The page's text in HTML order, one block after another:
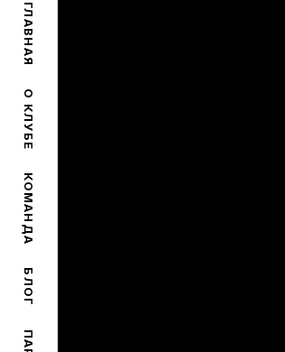
ГЛАВНАЯ
О КЛУБЕ
КОМАНДА
БЛОГ